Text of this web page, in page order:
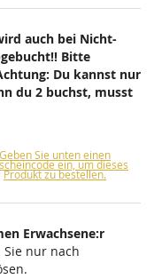
auch bei Nicht-
Bitte
Du kannst nur
du 2 buchst, musst
Geben Sie unten einen
ein, um dieses
Produkt zu bestellen.
Erwachsene:r
Sie nur nach